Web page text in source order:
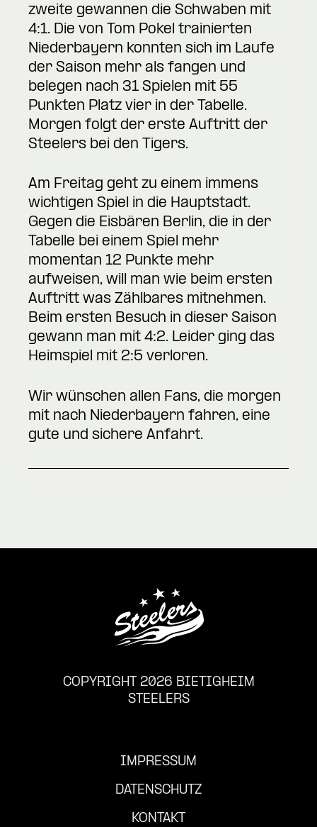
zweite gewannen die Schwaben mit
4:1. Die von Tom Pokel trainierten
Niederbayern konnten sich im Laufe
der Saison mehr als fangen und
belegen nach 31 Spielen mit 55
Punkten Platz vier in der Tabelle.
Morgen folgt der erste Auftritt der
Steelers bei den Tigers.
Am Freitag geht zu einem immens
wichtigen Spiel in die Hauptstadt.
Gegen die Eisbären Berlin, die in der
Tabelle bei einem Spiel mehr
momentan 12 Punkte mehr
aufweisen, will man wie beim ersten
Auftritt was Zählbares mitnehmen.
Beim ersten Besuch in dieser Saison
gewann man mit 4:2. Leider ging das
Heimspiel mit 2:5 verloren.
Wir wünschen allen Fans, die morgen
mit nach Niederbayern fahren, eine
gute und sichere Anfahrt.
COPYRIGHT 2026 BIETIGHEIM
STEELERS
IMPRESSUM
DATENSCHUTZ
KONTAKT